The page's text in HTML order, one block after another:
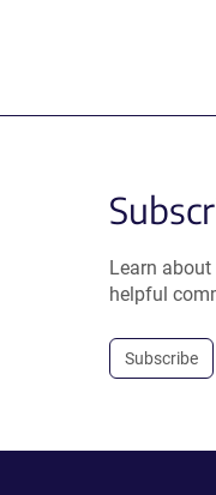
Learn
helpful
Subscribe